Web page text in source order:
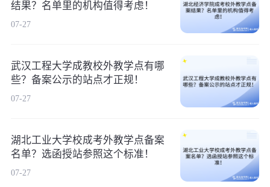
结果？名单里的机构值得考虑！
07-27
武汉工程大学成教校外教学点有哪
些？备案公示的站点才正规！
07-27
湖北工业大学校成考外教学点备案
名单？选函授站参照这个标准！
07-27